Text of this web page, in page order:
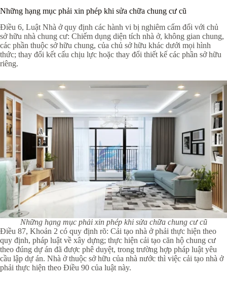
Những hạng mục phải xin phép khi sửa chữa chung cư cũ
Điều 6, Luật Nhà ở quy định các hành vi bị nghiêm cấm đối với chủ
sở hữu nhà chung cư: Chiếm dụng diện tích nhà ở, không gian chung,
các phần thuộc sở hữu chung, của chủ sở hữu khác dưới mọi hình
thức; thay đổi kết cấu chịu lực hoặc thay đổi thiết kế các phần sở hữu
riêng.
Những hạng mục phải xin phép khi sửa chữa chung cư cũ
Điều 87, Khoản 2 có quy định rõ: Cải tạo nhà ở phải thực hiện theo
quy định, pháp luật về xây dựng; thực hiện cải tạo căn hộ chung cư
theo đúng dự án đã được phê duyệt, trong trường hợp pháp luật yêu
cầu lập dự án. Nhà ở thuộc sở hữu của nhà nước thì việc cải tạo nhà ở
phải thực hiện theo Điều 90 của luật này.